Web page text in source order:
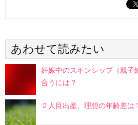
あわせて読みたい
妊娠中のスキンシップ（親
合うには？
２人目出産、理想の年齢差は